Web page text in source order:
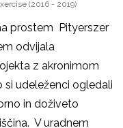
(2016 - 2019)
prostem Pityerszer
odvijala
z akronimom
si udeleženci ogledali
in doživeto
V uradnem